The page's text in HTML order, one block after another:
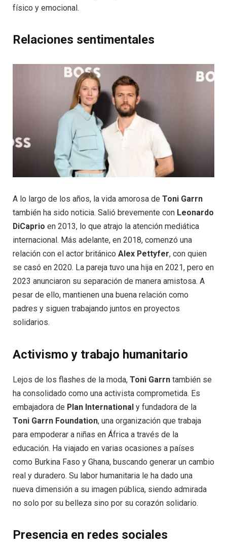
físico y emocional.
Relaciones sentimentales
A lo largo de los años, la vida amorosa de Toni Garrn
también ha sido noticia. Salió brevemente con Leonardo
DiCaprio en 2013, lo que atrajo la atención mediática
internacional. Más adelante, en 2018, comenzó una
relación con el actor británico Alex Pettyfer, con quien
se casó en 2020. La pareja tuvo una hija en 2021, pero en
2023 anunciaron su separación de manera amistosa. A
pesar de ello, mantienen una buena relación como
padres y siguen trabajando juntos en proyectos
solidarios.
Activismo y trabajo humanitario
Lejos de los flashes de la moda, Toni Garrn también se
ha consolidado como una activista comprometida. Es
embajadora de Plan International y fundadora de la
Toni Garrn Foundation, una organización que trabaja
para empoderar a niñas en África a través de la
educación. Ha viajado en varias ocasiones a países
como Burkina Faso y Ghana, buscando generar un cambio
real y duradero. Su labor humanitaria le ha dado una
nueva dimensión a su imagen pública, siendo admirada
no solo por su belleza sino por su corazón solidario.
Presencia en redes sociales